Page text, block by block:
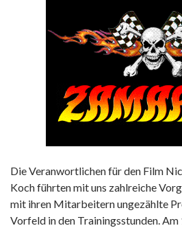
Die Veranwortlichen für den Film
Koch führten mit uns zahlreiche
mit ihren Mitarbeitern ungezählte
Vorfeld in den Trainingsstunden.